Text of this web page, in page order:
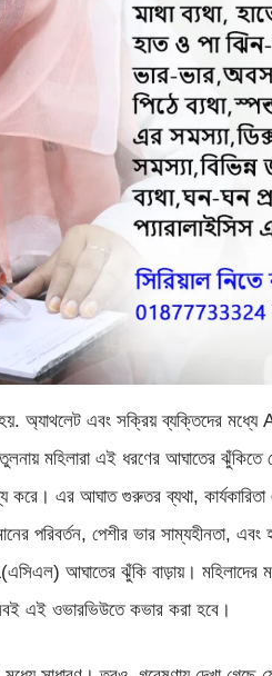
অ্যাথলেট এবং সক্রিয় ব্যক্তিদের
মহিলারা এই ধরণের আঘাতের
করে। এর আঘাত গুরুতর ব্যথা, কার্যকারিতা
পরিবর্তন, পেশীর ভার সাম্যহীনতা, এবং
আঘাতের ঝুঁকি বাড়ায়।
এই ওভারভিউতে কভার করা হবে।